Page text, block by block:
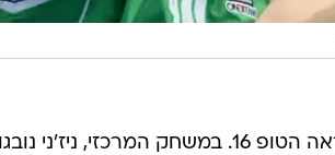
הערב (שישי) עם שישה משחקים שקבעו סופית כיצד ייראה הטופ 16. במשחק המרכזי,